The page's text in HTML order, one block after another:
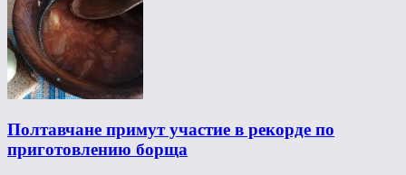
Полтавчане примут участие в рекорде по
приготовлению борща